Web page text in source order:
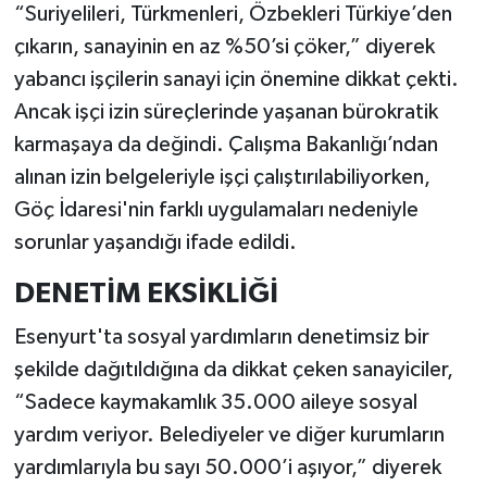
“Suriyelileri, Türkmenleri, Özbekleri Türkiye’den
çıkarın, sanayinin en az %50’si çöker,” diyerek
yabancı işçilerin sanayi için önemine dikkat çekti.
Ancak işçi izin süreçlerinde yaşanan bürokratik
karmaşaya da değindi. Çalışma Bakanlığı’ndan
alınan izin belgeleriyle işçi çalıştırılabiliyorken,
Göç İdaresi'nin farklı uygulamaları nedeniyle
sorunlar yaşandığı ifade edildi.
DENETİM EKSİKLİĞİ
Esenyurt'ta sosyal yardımların denetimsiz bir
şekilde dağıtıldığına da dikkat çeken sanayiciler,
“Sadece kaymakamlık 35.000 aileye sosyal
yardım veriyor. Belediyeler ve diğer kurumların
yardımlarıyla bu sayı 50.000’i aşıyor,” diyerek